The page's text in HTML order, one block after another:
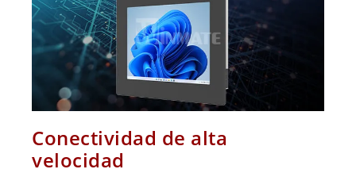
Conectividad de alta
velocidad